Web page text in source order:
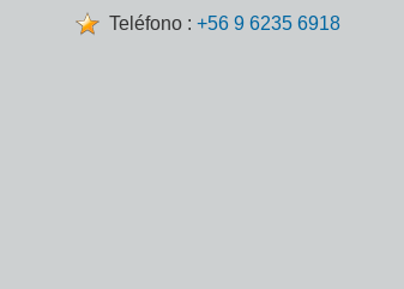
Teléfono : +56 9 6235 6918